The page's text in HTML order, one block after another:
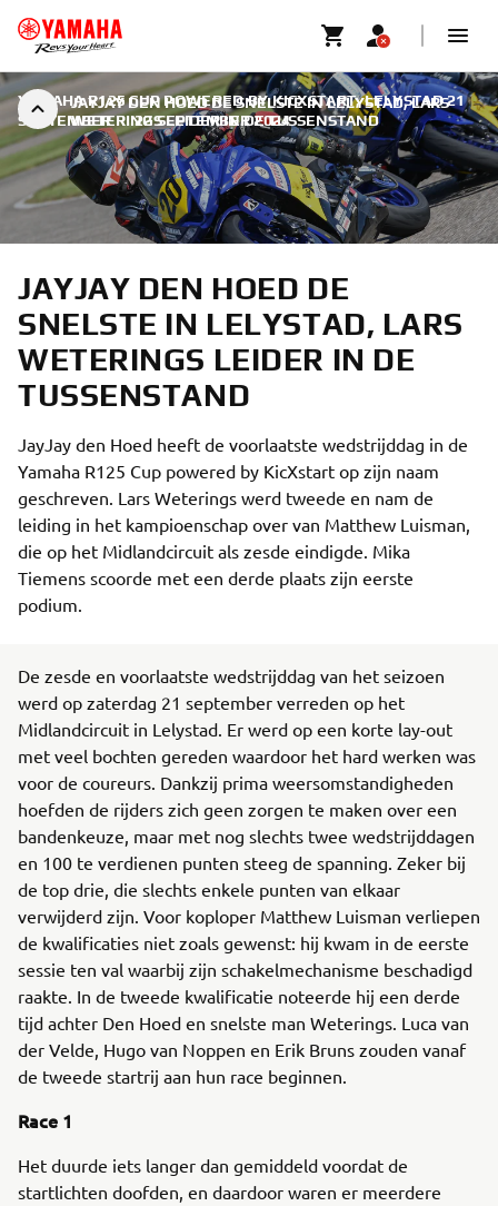
JAYJAY DEN HOED DE SNELSTE IN LELYSTAD, LARS
WETERINGS LEIDER IN DE TUSSENSTAND
YAMAHA R125 CUP POWERED BY KICXSTART, LELYSTAD 21
SEPTEMBER | 22 SEPTEMBER 2024
JAYJAY DEN HOED DE
SNELSTE IN LELYSTAD, LARS
WETERINGS LEIDER IN DE
TUSSENSTAND
JayJay den Hoed heeft de voorlaatste wedstrijddag in de
Yamaha R125 Cup powered by KicXstart op zijn naam
geschreven. Lars Weterings werd tweede en nam de
leiding in het kampioenschap over van Matthew Luisman,
die op het Midlandcircuit als zesde eindigde. Mika
Tiemens scoorde met een derde plaats zijn eerste
podium.
De zesde en voorlaatste wedstrijddag van het seizoen
werd op zaterdag 21 september verreden op het
Midlandcircuit in Lelystad. Er werd op een korte lay-out
met veel bochten gereden waardoor het hard werken was
voor de coureurs. Dankzij prima weersomstandigheden
hoefden de rijders zich geen zorgen te maken over een
bandenkeuze, maar met nog slechts twee wedstrijddagen
en 100 te verdienen punten steeg de spanning. Zeker bij
de top drie, die slechts enkele punten van elkaar
verwijderd zijn. Voor koploper Matthew Luisman verliepen
de kwalificaties niet zoals gewenst: hij kwam in de eerste
sessie ten val waarbij zijn schakelmechanisme beschadigd
raakte. In de tweede kwalificatie noteerde hij een derde
tijd achter Den Hoed en snelste man Weterings. Luca van
der Velde, Hugo van Noppen en Erik Bruns zouden vanaf
de tweede startrij aan hun race beginnen.
Race 1
Het duurde iets langer dan gemiddeld voordat de
startlichten doofden, en daardoor waren er meerdere